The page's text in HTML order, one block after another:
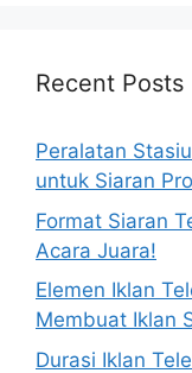
Recent Posts
Peralatan
untuk Siaran
Format Siaran
Acara Juara!
Elemen Iklan
Membuat Iklan
Durasi Iklan